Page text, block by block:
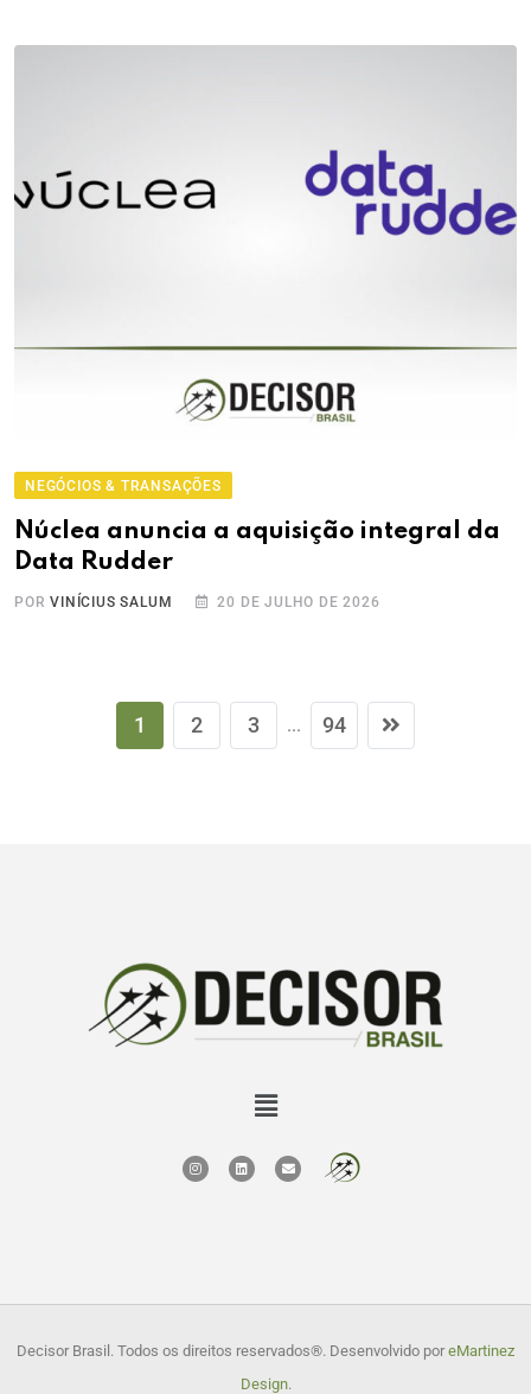
NEGÓCIOS & TRANSAÇÕES
Núclea anuncia a aquisição integral da
Data Rudder
PORVINÍCIUS SALUM 20 DE JULHO DE 2026
1 2 3 ... 94
Decisor Brasil. Todos os direitos reservados®. Desenvolvido por eMartinez
Design.